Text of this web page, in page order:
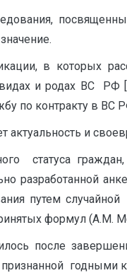
в которых
и родах ВС РФ
по контракту в ВС
и
статуса
разработанной
путем
формул (А.М.
после
признанной